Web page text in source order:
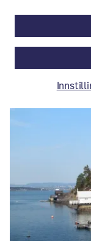
Av Byrådsavdeling